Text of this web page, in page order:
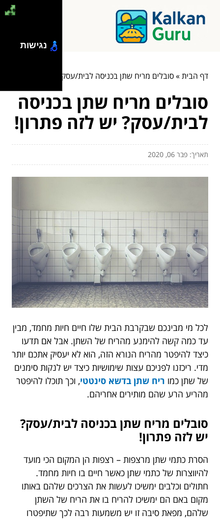
דף הבית»סובלים מריח שתן בכניסה לבית/עסק? יש לזה פתרון!
סובלים מריח שתן בכניסה
לבית/עסק? יש לזה פתרון!
תאריך: פבר 06, 2020
לכל מי מבינכם שבקרבת הבית שלו חיים חיות מחמד, מבין
עד כמה קשה להימנע מהריח של השתן. אבל אם תדעו
כיצד להיפטר מהריח הנורא הזה, הוא לא יעסיק אתכם יותר
מדי. ריכזנו לפניכם עצות שימושיות כיצד יש לנקות סימנים
של שתן כמו ריח שתן בדשא סינטטי, וכך תוכלו להיפטר
מהריע הרע שהם מותירים אחריהם.
סובלים מריח שתן בכניסה לבית/עסק?
יש לזה פתרון!
הסרת כתמי שתן מרצפות – רצפות הן המקום הכי מועד
להיווצרות של כתמי שתן כאשר חיים בו חיות מחמד.
חתולים וכלבים ימשיכו לעשות את הצרכים שלהם באותו
מקום באם הם ימשיכו להריח בו את הריח של השתן
שלהם, מפאת סיבה זו יש משמעות רבה לכך שתיפטרו
נגישות